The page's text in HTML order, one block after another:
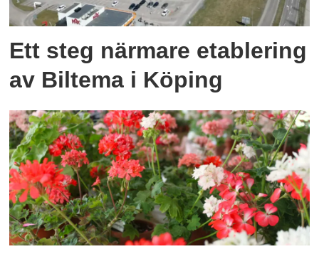
Ett steg närmare etablering
av Biltema i Köping